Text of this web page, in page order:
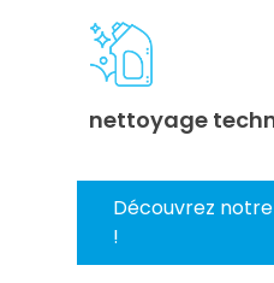
nettoyage
Découvrez
!